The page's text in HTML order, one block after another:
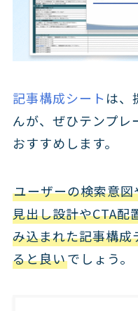
記事構成シート は、
んが、ぜひテンプレ
おすすめします。
ユーザーの検索意
見出し設計やCTA配
み込まれた記事構成
ると良いでしょう。